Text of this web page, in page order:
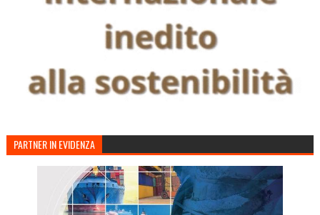
PARTNER IN EVIDENZA